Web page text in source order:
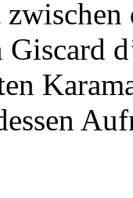
Giscard